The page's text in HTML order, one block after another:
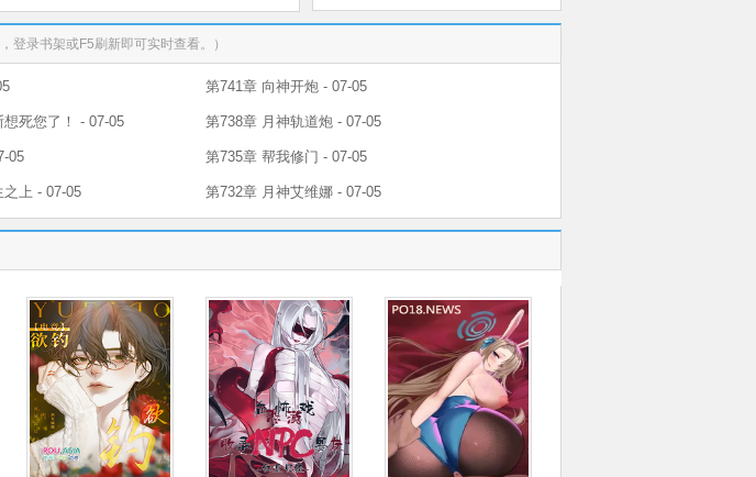
登录书架或F5刷新即可实时查看。）
第741章 向神开炮 - 07-05
死您了！ - 07-05 第738章 月神轨道炮 - 07-05
05 第735章 帮我修门 - 07-05
上 - 07-05 第732章 月神艾维娜 - 07-05